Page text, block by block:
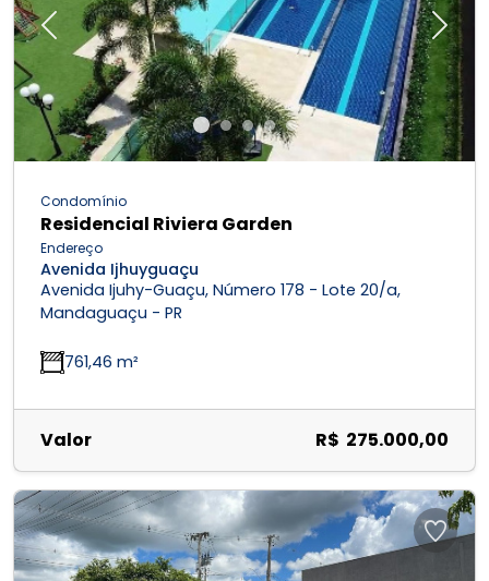
Previous Next
Condomínio
Residencial Riviera Garden
Endereço
Avenida Ijhuyguaçu
Avenida Ijuhy-Guaçu, Número 178 - Lote 20/a,
Mandaguaçu - PR
761,46 m²
Valor R$ 275.000,00